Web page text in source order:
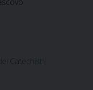
Catechisti